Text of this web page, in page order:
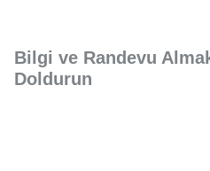
Bilgi ve Randevu
Doldurun